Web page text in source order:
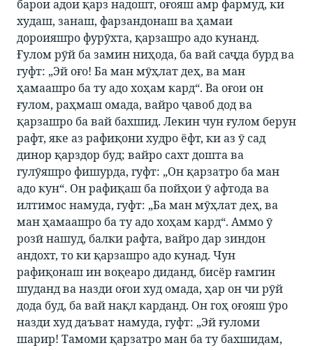
барои адои қарз надошт, оғояш амр фармуд, ки
худаш, занаш, фарзандонаш ва ҳамаи
дороияшро фурӯхта, қарзашро адо кунанд.
Ғулом рӯй ба замин ниҳода, ба вай саҷда бурд ва
гуфт: „Эй оғо! Ба ман мӯҳлат деҳ, ва ман
ҳамаашро ба ту адо хоҳам кард“. Ва оғои он
ғулом, раҳмаш омада, вайро ҷавоб дод ва
қарзашро ба вай бахшид. Лекин чун ғулом берун
рафт, яке аз рафиқони худро ёфт, ки аз ӯ сад
динор қарздор буд; вайро сахт дошта ва
гулӯяшро фишурда, гуфт: „Он қарзатро ба ман
адо кун“. Он рафиқаш ба пойҳои ӯ афтода ва
илтимос намуда, гуфт: „Ба ман мӯҳлат деҳ, ва
ман ҳамаашро ба ту адо хоҳам кард“. Аммо ӯ
розӣ нашуд, балки рафта, вайро дар зиндон
андохт, то ки қарзашро адо кунад. Чун
рафиқонаш ин воқеаро диданд, бисёр ғамгин
шуданд ва назди оғои худ омада, ҳар он чи рӯй
дода буд, ба вай нақл карданд. Он гоҳ оғояш ӯро
назди худ даъват намуда, гуфт: „Эй ғуломи
шарир! Тамоми қарзатро ман ба ту бахшидам,